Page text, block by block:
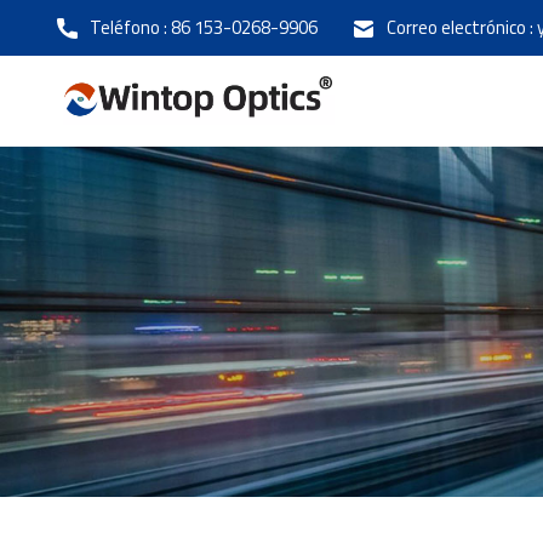
Teléfono :86 153-0268-9906 Correo electrónico :